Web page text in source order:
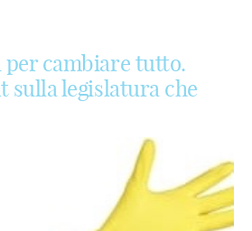
cambiare tutto.
sulla legislatura che